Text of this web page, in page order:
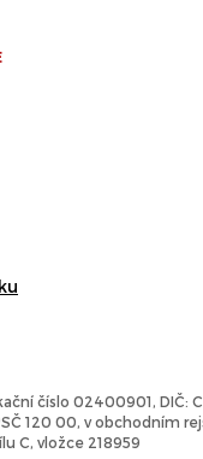
číslo 02400901, DIČ:
120 00, v obchodním
C, vložce 218959